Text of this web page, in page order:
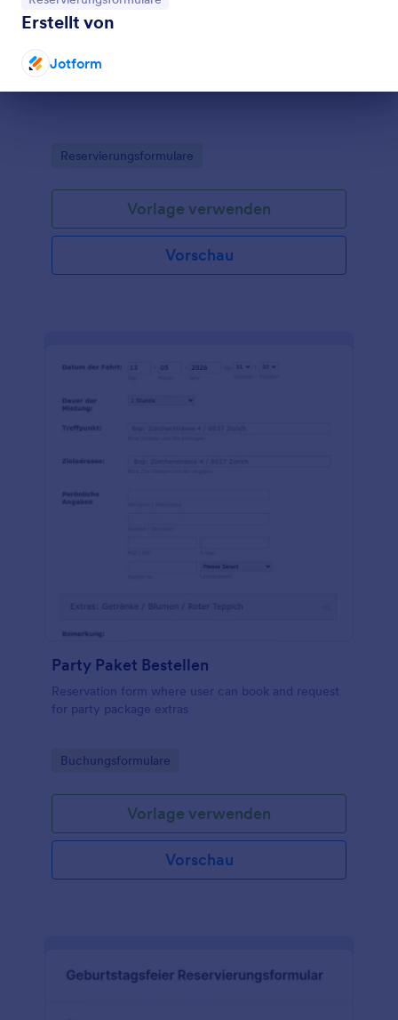
Erstellt von
Jotform
Ticket Reservierung
Go to Category:
Reservierungsformulare
Vorlage verwenden
Vorschau
Party Paket Bestellen
Reservation form where user can book and request
for party package extras
Go to Category:
Buchungsformulare
Vorlage verwenden
Vorschau